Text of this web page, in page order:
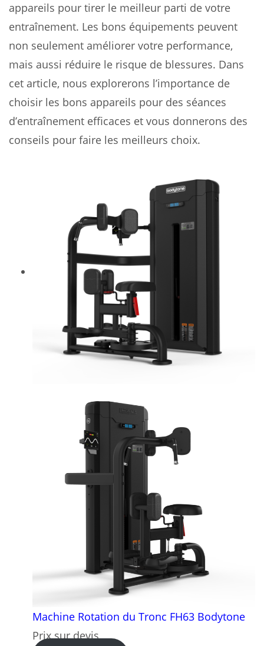
appareils pour tirer le meilleur parti de votre
entraînement. Les bons équipements peuvent
non seulement améliorer votre performance,
mais aussi réduire le risque de blessures. Dans
cet article, nous explorerons l’importance de
choisir les bons appareils pour des séances
d’entraînement efficaces et vous donnerons des
conseils pour faire les meilleurs choix.
Machine Rotation du Tronc FH63 Bodytone
Prix sur devis